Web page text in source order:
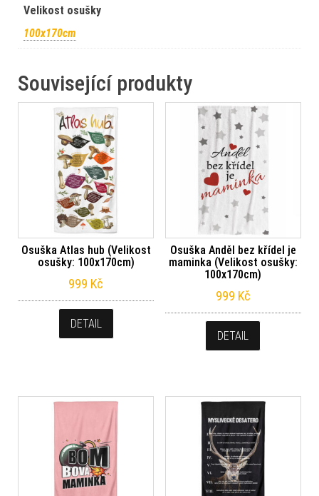
Velikost osušky
100x170cm
Související produkty
Osuška Atlas hub (Velikost
osušky: 100x170cm)
999 Kč
DETAIL
Osuška Anděl bez křídel je
maminka (Velikost osušky:
100x170cm)
999 Kč
DETAIL